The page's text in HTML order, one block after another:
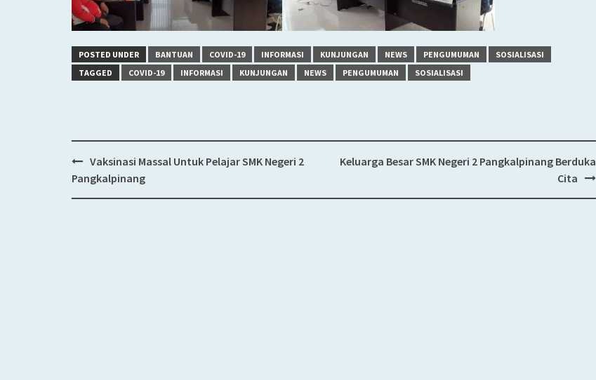
POSTED UNDER BANTUAN COVID-19 INFORMASI KUNJUNGAN NEWS PENGUMUMAN
SOSIALISASI
TAGGED
COVID-19 INFORMASI KUNJUNGAN NEWS PENGUMUMAN SOSIALISASI
Post
navigation
Vaksinasi Massal Untuk Pelajar SMK Negeri 2
Pangkalpinang
Keluarga Besar SMK Negeri 2 Pangkalpinang Berduka
Cita